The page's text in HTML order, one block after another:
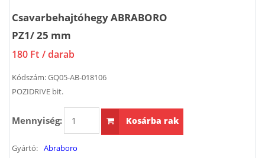
Csavarbehajtóhegy ABRABORO
PZ1/ 25 mm
180 Ft / darab
Kódszám:GQ05-AB-018106
POZIDRIVE bit.
Mennyiség: Kosárba rak
Gyártó: Abraboro